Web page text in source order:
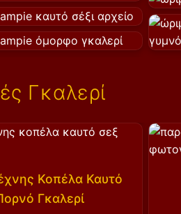
Γκαλερί
Κοπέλα Καυτό
Γκαλερί